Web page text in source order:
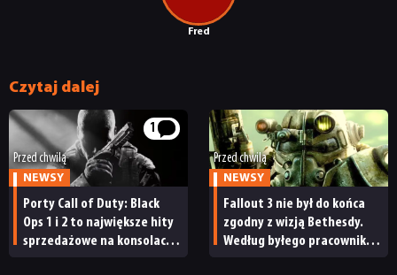
Fred
Czytaj dalej
1
Przed chwilą
NEWSY
Porty Call of Duty: Black
Ops 1 i 2 to największe hity
sprzedażowe na konsolach
Przed chwilą
NEWSY
Fallout 3 nie był do końca
zgodny z wizją Bethesdy.
Według byłego pracownika